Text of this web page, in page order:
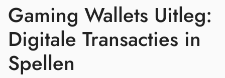
Gaming Wallets Uitleg:
Digitale Transacties in
Spellen